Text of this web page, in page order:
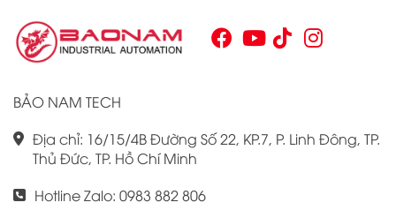
Chính vì vậy, việc nắm vững những thông tin cơ bản về PLC
Omron CJ1W là điều cần thiết cho bất kỳ ai muốn cải thiện
hiệu suất công việc của mình.
BẢO NAM TECH
Địa chỉ: 16/15/4B Đường Số 22, KP.7, P. Linh Đông, TP.
Thủ Đức, TP. Hồ Chí Minh
Hotline Zalo: 0983 882 806